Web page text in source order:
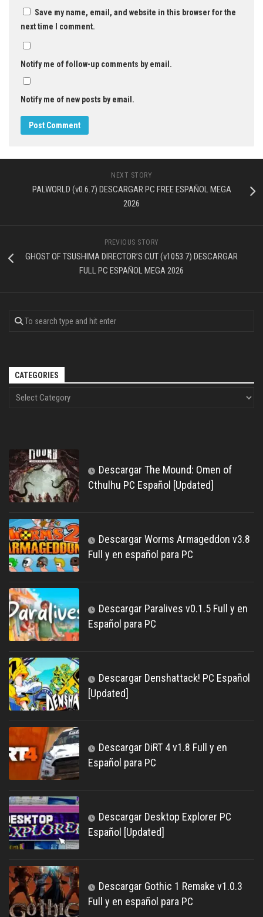
Save my name, email, and website in this browser for the
next time I comment.
Notify me of follow-up comments by email.
Notify me of new posts by email.
NEXT STORY
PALWORLD (v0.6.7) DESCARGAR PC FREE ESPAÑOL MEGA
2026
PREVIOUS STORY
GHOST OF TSUSHIMA DIRECTOR’S CUT (v1053.7) DESCARGAR
FULL PC ESPAÑOL MEGA 2026
CATEGORIES
Descargar The Mound: Omen of
Cthulhu PC Español [Updated]
Descargar Worms Armageddon v3.8
Full y en español para PC
Descargar Paralives v0.1.5 Full y en
Español para PC
Descargar Denshattack! PC Español
[Updated]
Descargar DiRT 4 v1.8 Full y en
Español para PC
Descargar Desktop Explorer PC
Español [Updated]
Descargar Gothic 1 Remake v1.0.3
Full y en español para PC